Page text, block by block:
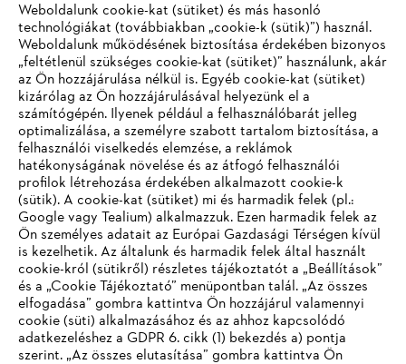
#STIHL
Vállalat
STIHL GYIK
Szerviz
IHR BROWSER WIRD NICHT
UNTERSTÜTZT
Weboldalunk cookie-kat (sütiket) és más hasonló
technológiákat (továbbiakban „cookie-k (sütik)”) használ.
Weboldalunk működésének biztosítása érdekében bizonyos
„feltétlenül szükséges cookie-kat (sütiket)” használunk, akár
az Ön hozzájárulása nélkül is. Egyéb cookie-kat (sütiket)
kizárólag az Ön hozzájárulásával helyezünk el a
számítógépén. Ilyenek például a felhasználóbarát jelleg
optimalizálása, a személyre szabott tartalom biztosítása, a
felhasználói viselkedés elemzése, a reklámok
hatékonyságának növelése és az átfogó felhasználói
profilok létrehozása érdekében alkalmazott cookie-k
(sütik). A cookie-kat (sütiket) mi és harmadik felek (pl.:
Google vagy Tealium) alkalmazzuk. Ezen harmadik felek az
Ön személyes adatait az Európai Gazdasági Térségen kívül
is kezelhetik. Az általunk és harmadik felek által használt
cookie-król (sütikről) részletes tájékoztatót a „Beállítások”
és a „Cookie Tájékoztató” menüpontban talál. „Az összes
elfogadása” gombra kattintva Ön hozzájárul valamennyi
cookie (süti) alkalmazásához és az ahhoz kapcsolódó
adatkezeléshez a GDPR 6. cikk (1) bekezdés a) pontja
szerint. „Az összes elutasítása” gombra kattintva Ön